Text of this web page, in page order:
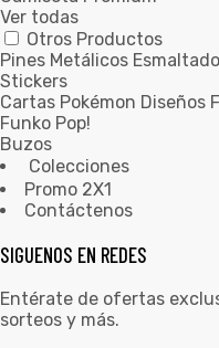
Ver todas
Otros Productos
Pines Metálicos
Stickers
Cartas Pokémon Diseños
Funko Pop!
Buzos
Colecciones
Promo 2X1
Contáctenos
SIGUENOS EN REDES
Entérate de ofertas
sorteos y más.